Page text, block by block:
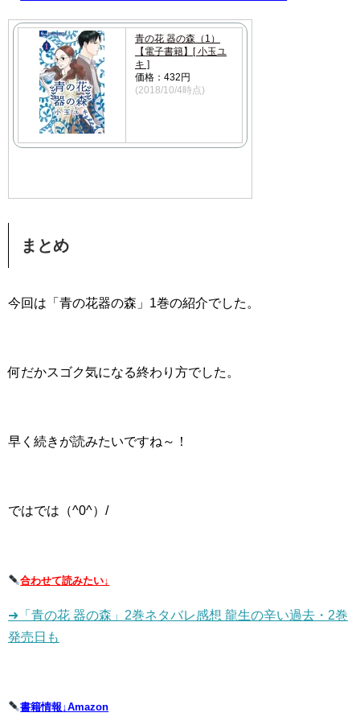
青の花 器の森（1）
【電子書籍】[ 小玉ユ
キ ]
価格：432円
(2018/10/4時点)
まとめ
今回は「青の花器の森」1巻の紹介でした。
何だかスゴク気になる終わり方でした。
早く続きが読みたいですね～！
ではでは（^0^）/
合わせて読みたい↓
➜「青の花 器の森」2巻ネタバレ感想 龍生の辛い過去・2巻
発売日も
書籍情報↓Amazon